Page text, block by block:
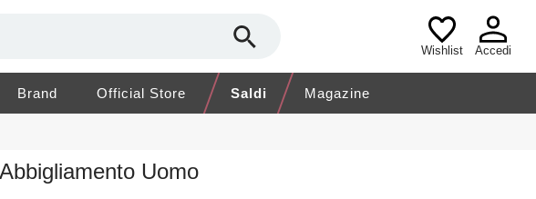
Wishlist Accedi
Brand Official Store Saldi Magazine
Uomo